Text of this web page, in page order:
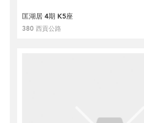
匡湖居 4期 K5座
380 西貢公路